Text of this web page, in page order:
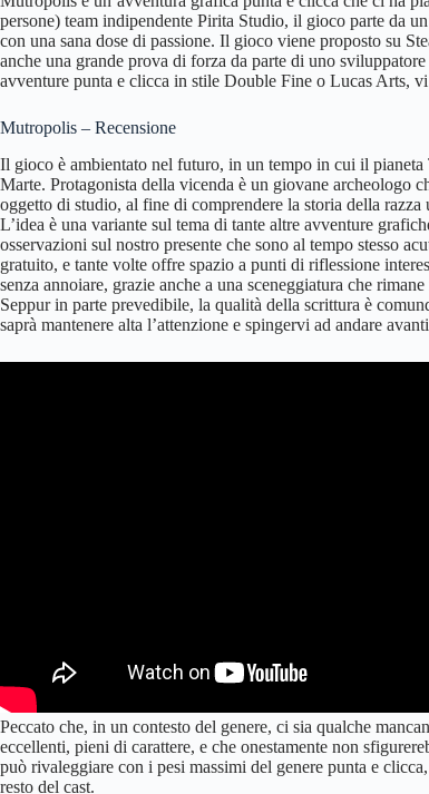
persone) team indipendente Pirita Studio, il gioco parte da
con una sana dose di passione. Il gioco viene proposto su
anche una grande prova di forza da parte di uno
avventure punta e clicca in stile Double Fine o Lucas Arts,
Mutropolis – Recensione
Il gioco è ambientato nel futuro, in un tempo in cui il
Marte. Protagonista della vicenda è un giovane archeologo
oggetto di studio, al fine di comprendere la storia della razza
L’idea è una variante sul tema di tante altre avventure
osservazioni sul nostro presente che sono al tempo stesso
gratuito, e tante volte offre spazio a punti di riflessione
senza annoiare, grazie anche a una sceneggiatura che
Seppur in parte prevedibile, la qualità della scrittura è
saprà mantenere alta l’attenzione e spingervi ad andare
Peccato che, in un contesto del genere, ci sia qualche
eccellenti, pieni di carattere, e che onestamente non
può rivaleggiare con i pesi massimi del genere punta e
resto del cast.